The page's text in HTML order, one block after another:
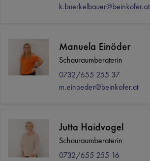
k.buerkelbauer@beinkofer.at
Manuela Einöder
Schauraumberaterin
0732/655 255 37
m.einoeder@beinkofer.at
Jutta Haidvogel
Schauraumberaterin
0732/655 255 16